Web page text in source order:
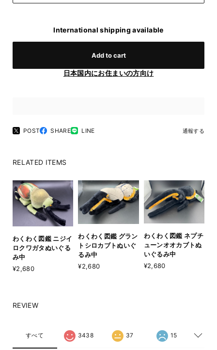
International shipping available
Add to cart
日本国内にお住まいの方向け
POST SHARE LINE 通報する
RELATED ITEMS
わくわく図鑑 ニジイ
ロクワガタぬいぐる
み中
¥2,680
わくわく図鑑 グラン
トシロカブトぬいぐ
るみ中
¥2,680
わくわく図鑑 ネプチ
ューンオオカブトぬ
いぐるみ中
¥2,680
REVIEW
すべて 3438 37 15